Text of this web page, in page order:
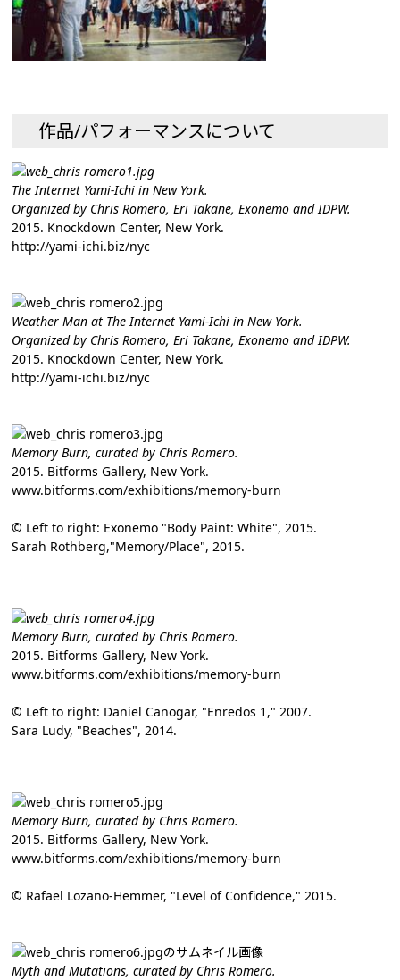
作品/パフォーマンスについて
The Internet Yami-Ichi in New York.
Organized by Chris Romero, Eri Takane, Exonemo and IDPW.
2015. Knockdown Center, New York.
http://yami-ichi.biz/nyc
Weather Man at The Internet Yami-Ichi in New York.
Organized by Chris Romero, Eri Takane, Exonemo and IDPW.
2015. Knockdown Center, New York.
http://yami-ichi.biz/nyc
Memory Burn, curated by Chris Romero.
2015. Bitforms Gallery, New York.
www.bitforms.com/exhibitions/memory-burn
© Left to right: Exonemo "Body Paint: White", 2015.
Sarah Rothberg,"Memory/Place", 2015.
Memory Burn, curated by Chris Romero.
2015. Bitforms Gallery, New York.
www.bitforms.com/exhibitions/memory-burn
© Left to right: Daniel Canogar, "Enredos 1," 2007.
Sara Ludy, "Beaches", 2014.
Memory Burn, curated by Chris Romero.
2015. Bitforms Gallery, New York.
www.bitforms.com/exhibitions/memory-burn
© Rafael Lozano-Hemmer, "Level of Confidence," 2015.
Myth and Mutations, curated by Chris Romero.